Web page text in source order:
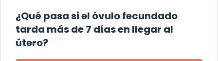
¿Qué pasa si el óvulo fecundado
tarda más de 7 días en llegar al
útero?